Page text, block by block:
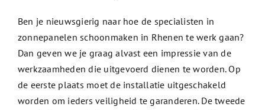
Ben je nieuwsgierig naar hoe de specialisten in
zonnepanelen schoonmaken in Rhenen te werk gaan?
Dan geven we je graag alvast een impressie van de
werkzaamheden die uitgevoerd dienen te worden. Op
de eerste plaats moet de installatie uitgeschakeld
worden om ieders veiligheid te garanderen. De tweede